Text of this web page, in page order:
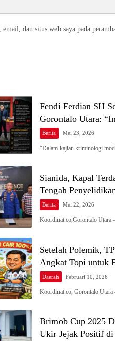
email, dan situs web saya pada
Fendi Ferdian SH
Gorontalo Utara:
Berita Mei 23, 2026
“Dalam kajian kriminologi
Sianida, Kapal
Tengah
Berita Mei 22, 2026
Koordinat.co,Gorontalo
Setelah Polemik,
Angkat Topi untuk
Daerah Februari 10, 2026
Koordinat.co, Gorontalo Utara
Brimob Cup 2025
Ukir Jejak Positif